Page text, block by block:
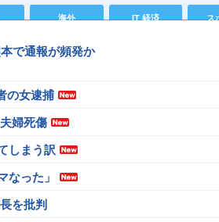
海外 IT 経済 ス
本で通報が頻発か
の女逮捕
婦死傷
しまう訳
なった」
を批判